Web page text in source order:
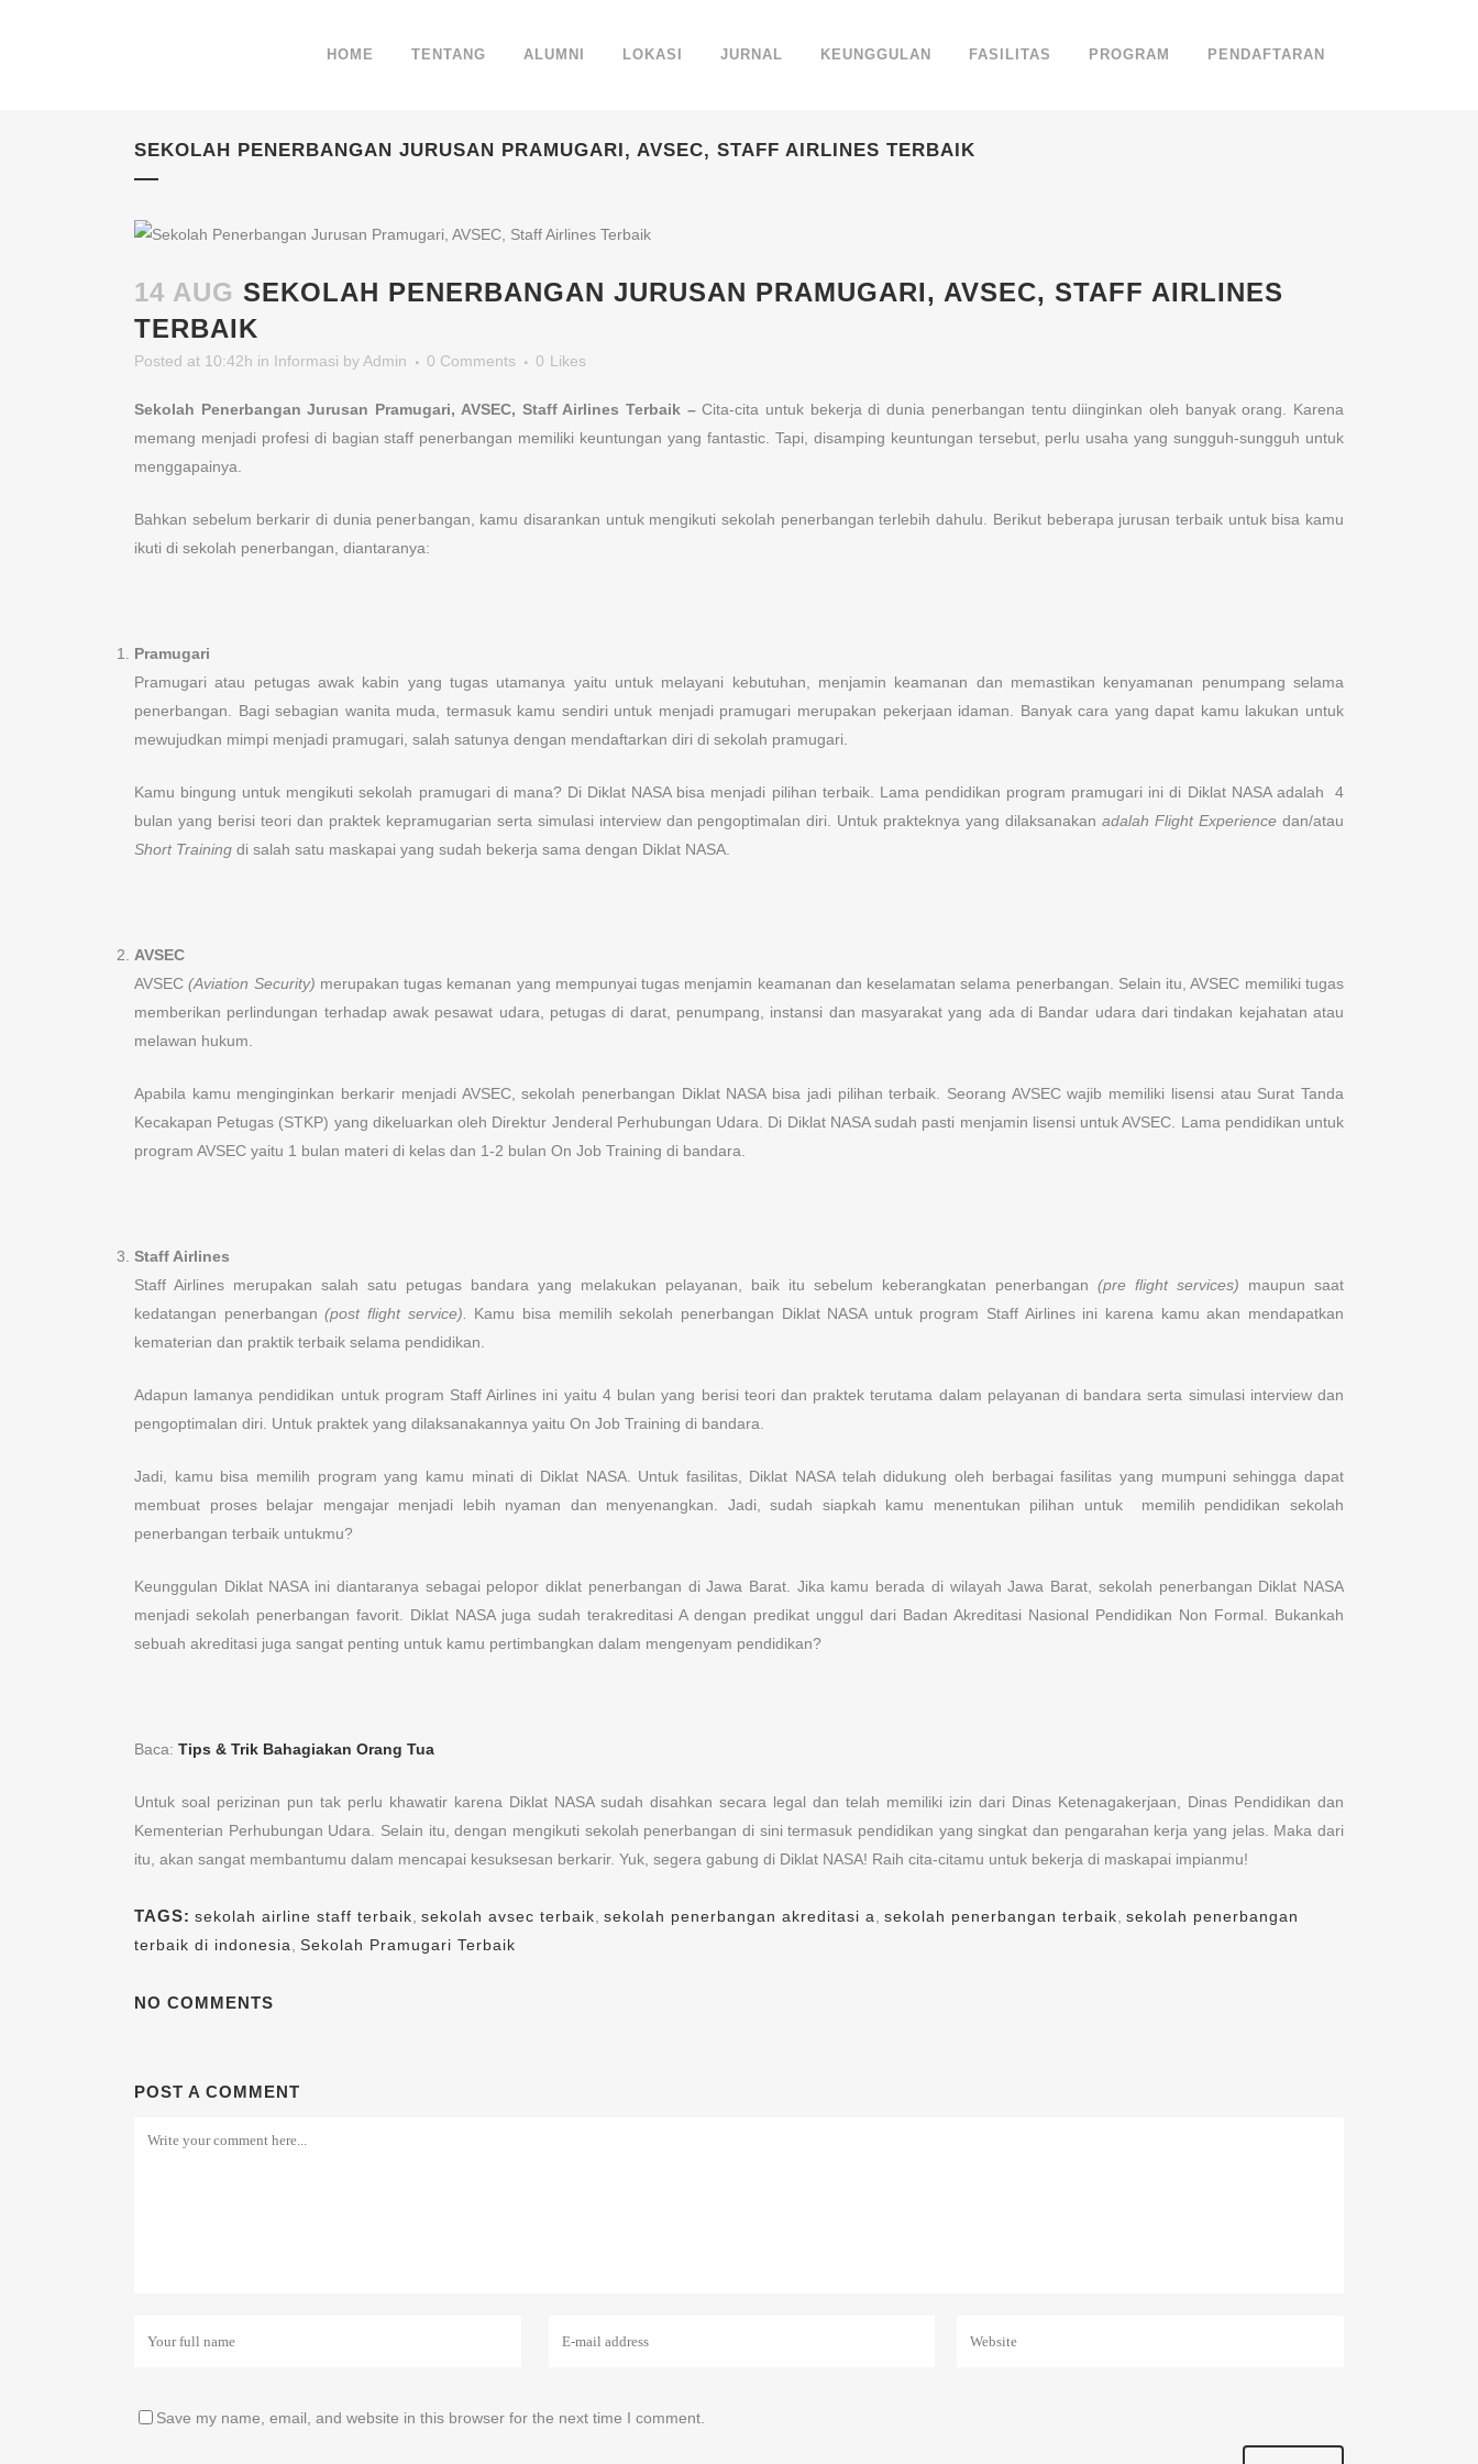
HOME TENTANG ALUMNI LOKASI JURNAL KEUNGGULAN FASILITAS PROGRAM PENDAFTARAN
SEKOLAH PENERBANGAN JURUSAN PRAMUGARI, AVSEC, STAFF AIRLINES TERBAIK
14 AUG SEKOLAH PENERBANGAN JURUSAN PRAMUGARI, AVSEC, STAFF AIRLINES
TERBAIK
Posted at 10:42h in Informasi by Admin 0 Comments 0 Likes
Sekolah Penerbangan Jurusan Pramugari, AVSEC, Staff Airlines Terbaik –Cita-cita untuk bekerja di dunia penerbangan tentu diinginkan oleh banyak orang. Karena
memang menjadi profesi di bagian staff penerbangan memiliki keuntungan yang fantastic. Tapi, disamping keuntungan tersebut, perlu usaha yang sungguh-sungguh untuk
menggapainya.
Bahkan sebelum berkarir di dunia penerbangan, kamu disarankan untuk mengikuti sekolah penerbangan terlebih dahulu. Berikut beberapa jurusan terbaik untuk bisa kamu
ikuti di sekolah penerbangan, diantaranya:
Pramugari
Pramugari atau petugas awak kabin yang tugas utamanya yaitu untuk melayani kebutuhan, menjamin keamanan dan memastikan kenyamanan penumpang selama
penerbangan. Bagi sebagian wanita muda, termasuk kamu sendiri untuk menjadi pramugari merupakan pekerjaan idaman. Banyak cara yang dapat kamu lakukan untuk
mewujudkan mimpi menjadi pramugari, salah satunya dengan mendaftarkan diri di sekolah pramugari.
Kamu bingung untuk mengikuti sekolah pramugari di mana? Di Diklat NASA bisa menjadi pilihan terbaik. Lama pendidikan program pramugari ini di Diklat NASA adalah 4
bulan yang berisi teori dan praktek kepramugarian serta simulasi interview dan pengoptimalan diri. Untuk prakteknya yang dilaksanakanadalah Flight Experiencedan/atau
Short Training di salah satu maskapai yang sudah bekerja sama dengan Diklat NASA.
AVSEC
AVSEC(Aviation Security) merupakan tugas kemanan yang mempunyai tugas menjamin keamanan dan keselamatan selama penerbangan. Selain itu, AVSEC memiliki tugas
memberikan perlindungan terhadap awak pesawat udara, petugas di darat, penumpang, instansi dan masyarakat yang ada di Bandar udara dari tindakan kejahatan atau
melawan hukum.
Apabila kamu menginginkan berkarir menjadi AVSEC, sekolah penerbangan Diklat NASA bisa jadi pilihan terbaik. Seorang AVSEC wajib memiliki lisensi atau Surat Tanda
Kecakapan Petugas (STKP) yang dikeluarkan oleh Direktur Jenderal Perhubungan Udara. Di Diklat NASA sudah pasti menjamin lisensi untuk AVSEC. Lama pendidikan untuk
program AVSEC yaitu 1 bulan materi di kelas dan 1-2 bulan On Job Training di bandara.
Staff Airlines
Staff Airlines merupakan salah satu petugas bandara yang melakukan pelayanan, baik itu sebelum keberangkatan penerbangan (pre flight services) maupun saat
kedatangan penerbangan(post flight service).
Kamu bisa memilih sekolah penerbangan Diklat NASA untuk program Staff Airlines ini karena kamu akan mendapatkan
kematerian dan praktik terbaik selama pendidikan.
Adapun lamanya pendidikan untuk program Staff Airlines ini yaitu 4 bulan yang berisi teori dan praktek terutama dalam pelayanan di bandara serta simulasi interview dan
pengoptimalan diri. Untuk praktek yang dilaksanakannya yaitu On Job Training di bandara.
Jadi, kamu bisa memilih program yang kamu minati di Diklat NASA. Untuk fasilitas, Diklat NASA telah didukung oleh berbagai fasilitas yang mumpuni sehingga dapat
membuat proses belajar mengajar menjadi lebih nyaman dan menyenangkan. Jadi, sudah siapkah kamu menentukan pilihan untuk memilih pendidikan sekolah
penerbangan terbaik untukmu?
Keunggulan Diklat NASA ini diantaranya sebagai pelopor diklat penerbangan di Jawa Barat. Jika kamu berada di wilayah Jawa Barat, sekolah penerbangan Diklat NASA
menjadi sekolah penerbangan favorit. Diklat NASA juga sudah terakreditasi A dengan predikat unggul dari Badan Akreditasi Nasional Pendidikan Non Formal. Bukankah
sebuah akreditasi juga sangat penting untuk kamu pertimbangkan dalam mengenyam pendidikan?
Baca: Tips & Trik Bahagiakan Orang Tua
Untuk soal perizinan pun tak perlu khawatir karena Diklat NASA sudah disahkan secara legal dan telah memiliki izin dari Dinas Ketenagakerjaan, Dinas Pendidikan dan
Kementerian Perhubungan Udara. Selain itu, dengan mengikuti sekolah penerbangan di sini termasuk pendidikan yang singkat dan pengarahan kerja yang jelas. Maka dari
itu, akan sangat membantumu dalam mencapai kesuksesan berkarir. Yuk, segera gabung di Diklat NASA! Raih cita-citamu untuk bekerja di maskapai impianmu!
TAGS: sekolah airline staff terbaik sekolah avsec terbaik sekolah penerbangan akreditasi a sekolah penerbangan terbaik sekolah penerbangan
terbaik di indonesia
Sekolah Pramugari Terbaik
NO COMMENTS
POST A COMMENT
Save my name, email, and website in this browser for the next time I comment.